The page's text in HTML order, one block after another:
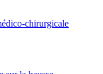
chirurgicale